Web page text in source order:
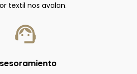
textil nos avalan.